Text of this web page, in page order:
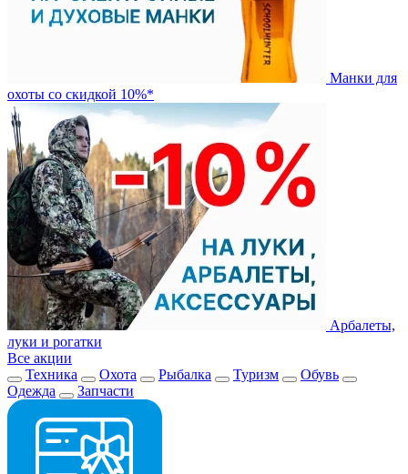
Манки для
охоты со скидкой 10%*
Арбалеты,
луки и рогатки
Все акции
Техника
Охота Рыбалка Туризм
Обувь
Одежда
Запчасти